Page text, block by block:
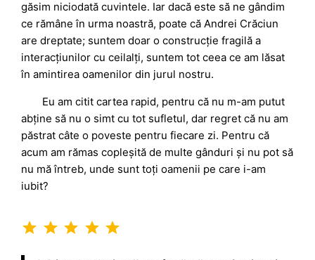
găsim niciodată cuvintele. Iar dacă este să ne gândim
ce rămâne în urma noastră, poate că Andrei Crăciun
are dreptate; suntem doar o construcție fragilă a
interacțiunilor cu ceilalți, suntem tot ceea ce am lăsat
în amintirea oamenilor din jurul nostru.
Eu am citit cartea rapid, pentru că nu m-am putut
abține să nu o simt cu tot sufletul, dar regret că nu am
păstrat câte o poveste pentru fiecare zi. Pentru că
acum am rămas copleșită de multe gânduri și nu pot să
nu mă întreb, unde sunt toți oamenii pe care i-am
iubit?